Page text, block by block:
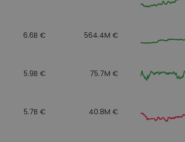
6.6B € 564.4M €
5.9B € 75.7M €
5.7B € 40.8M €